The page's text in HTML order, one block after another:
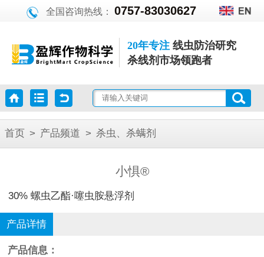
全国咨询热线：0757-83030627
20年专注线虫防治研究
杀线剂市场领跑者
首页 > 产品频道 > 杀虫、杀螨剂
小惧®
30% 螺虫乙酯·噻虫胺悬浮剂
产品详情
产品信息：